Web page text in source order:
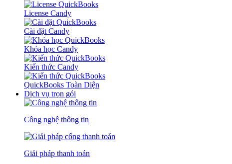
License Candy
Cài đặt Candy
Khóa học Candy
Kiến thức Candy
QuickBooks Toàn Diện
Dịch vụ trọn gói
Công nghệ thông tin
Giải pháp thanh toán